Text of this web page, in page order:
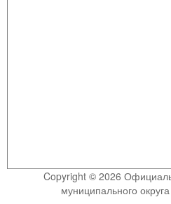
Copyright © 2026
муниципального